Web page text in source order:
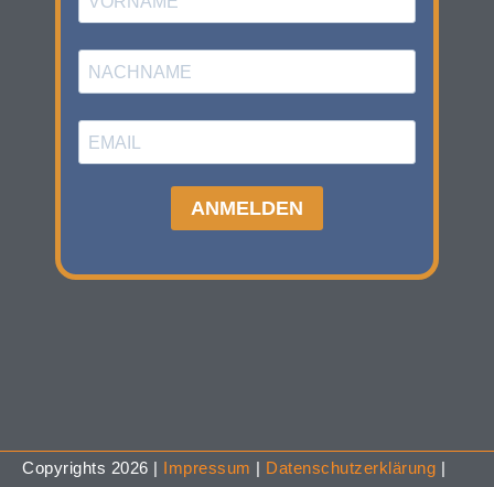
Copyrights 2026 | Impressum Datenschutzerklärung